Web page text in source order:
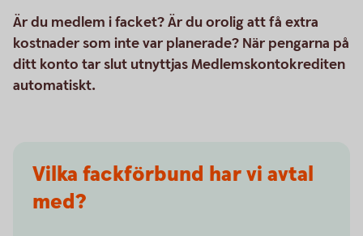
Är du medlem i facket? Är du orolig att få extra
kostnader som inte var planerade? När pengarna på
ditt konto tar slut utnyttjas Medlemskontokrediten
automatiskt.
Vilka fackförbund har vi avtal
med?